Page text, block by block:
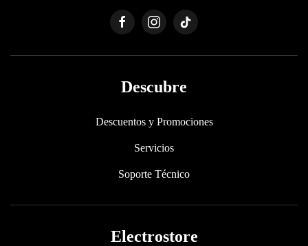
Descubre
Descuentos y Promociones
Servicios
Soporte Técnico
Electrostore